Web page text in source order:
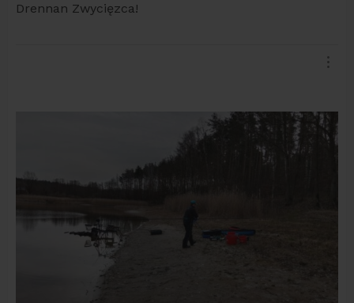
Drennan Zwycięzca!